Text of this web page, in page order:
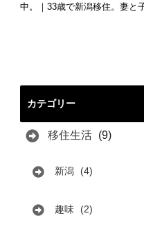
中。｜33歳で新潟移住。妻と
カテゴリー
移住生活 (9)
新潟 (4)
趣味 (2)